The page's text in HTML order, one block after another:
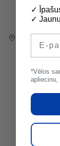
22335731
I-V 7:30-
Bērzaunes
Krāsas un
Tel:
I-V 7:30-
VI-VII
✓
✓
*Vēlos
apliecinu,